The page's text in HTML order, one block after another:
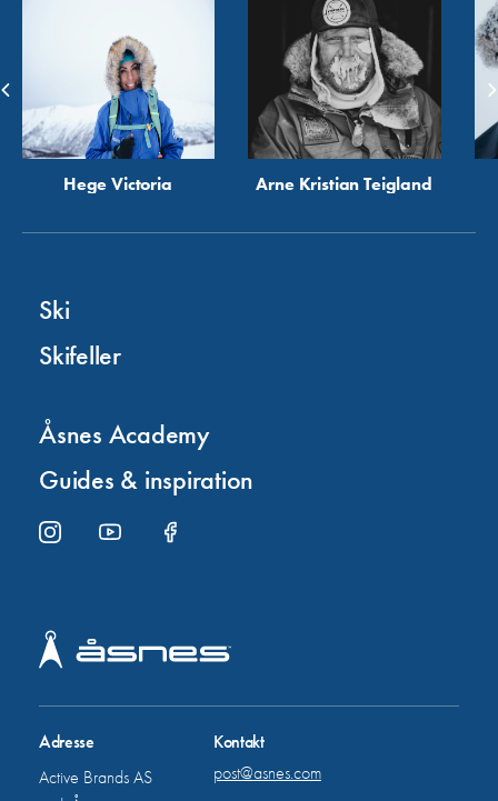
Hege Victoria Arne Kristian Teigland
Adresse
Active Brands AS
Kontakt
post@asnes.com
Ski
Skifeller
Åsnes Academy
Guides & inspiration